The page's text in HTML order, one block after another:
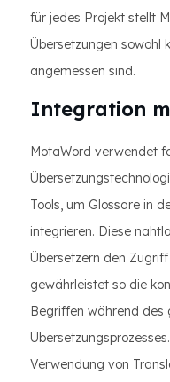
für jedes Projekt stellt
Übersetzungen sowohl
angemessen sind.
Integration
MotaWord verwendet
Tools, um Glossare in
integrieren. Diese
Übersetzern den
gewährleistet so die
Begriffen während des
Verwendung von